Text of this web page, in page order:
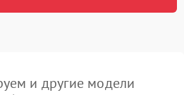
и другие модели